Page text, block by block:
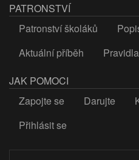
PATRONSTVÍ
Patronství školáků
Aktuální příběh
JAK POMOCI
Zapojte se
Darujte
LOGIN
Přihlásit se